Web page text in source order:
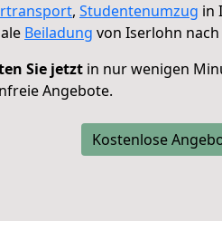
, Studentenumzug in
Beiladung von Iserlohn
Sie jetzt in nur wenigen
Angebote.
Kostenlose